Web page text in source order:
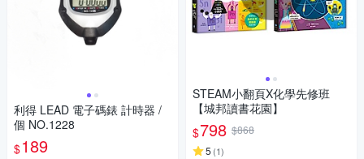
利得 LEAD 電子碼錶 計時器 /
個 NO.1228
$189
STEAM小翻頁X化學先修班
【城邦讀書花園】
$798 $868
5 (1)